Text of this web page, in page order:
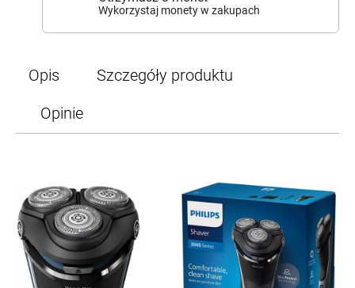
Wykorzystaj monety w zakupach
Opis
Szczegóły produktu
Opinie